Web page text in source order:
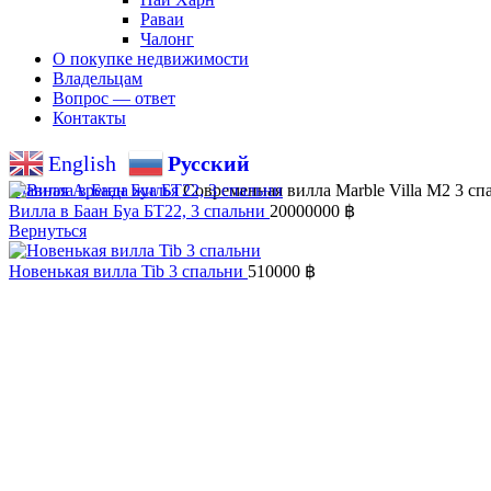
Раваи
Чалонг
О покупке недвижимости
Владельцам
Вопрос — ответ
Контакты
English Русский
ГлавнаяАренда жильяСовременная вилла Marble Villa M2 3
Вилла в Баан Буа БT22, 3 спальни 20000000 ฿
Вернуться
Новенькая вилла Tib 3 спальни 510000 ฿